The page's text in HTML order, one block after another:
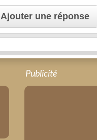
Ajouter une réponse
Publicité